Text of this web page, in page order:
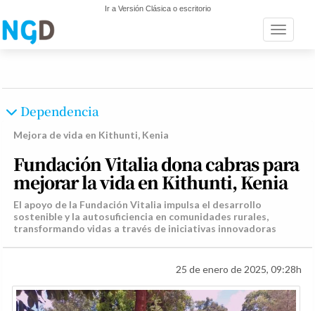
Ir a Versión Clásica o escritorio
Toggle
Dependencia
Mejora de vida en Kithunti, Kenia
Fundación Vitalia dona cabras para
mejorar la vida en Kithunti, Kenia
El apoyo de la Fundación Vitalia impulsa el desarrollo
sostenible y la autosuficiencia en comunidades rurales,
transformando vidas a través de iniciativas innovadoras
25 de enero de 2025, 09:28h